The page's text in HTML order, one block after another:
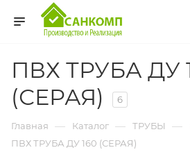
ПВХ ТРУБА ДУ
(СЕРАЯ)
6
Главная — Каталог — ТРУБЫ —
ПВХ ТРУБА ДУ 160 (СЕРАЯ)